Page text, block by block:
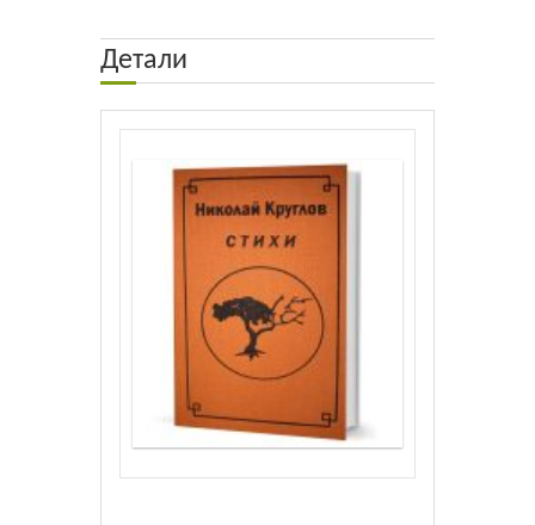
Контакты
Букинистические книги
Детали